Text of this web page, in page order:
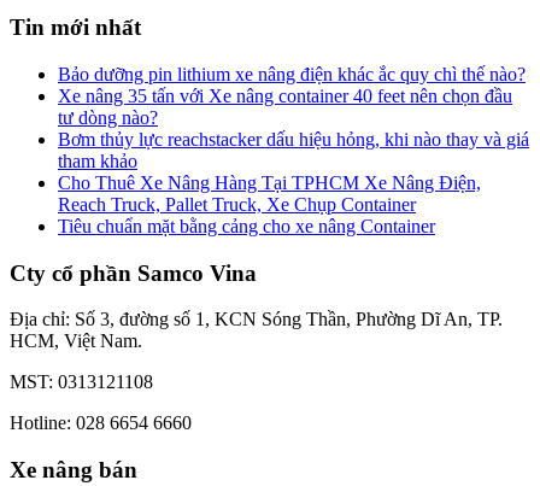
Tin mới nhất
Bảo dưỡng pin lithium xe nâng điện khác ắc quy chì thế nào?
Xe nâng 35 tấn với Xe nâng container 40 feet nên chọn đầu
tư dòng nào?
Bơm thủy lực reachstacker dấu hiệu hỏng, khi nào thay và giá
tham khảo
Cho Thuê Xe Nâng Hàng Tại TPHCM Xe Nâng Điện,
Reach Truck, Pallet Truck, Xe Chụp Container
Tiêu chuẩn mặt bằng cảng cho xe nâng Container
Cty cổ phần Samco Vina
Địa chỉ: Số 3, đường số 1, KCN Sóng Thần, Phường Dĩ An, TP.
HCM, Việt Nam.
MST: 0313121108
Hotline: 028 6654 6660
Xe nâng bán